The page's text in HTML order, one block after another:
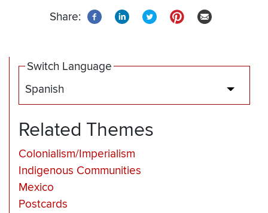
Share:
Switch Language
Spanish
List
Related Themes
Colonialism/Imperialism
Indigenous Communities
Mexico
Postcards